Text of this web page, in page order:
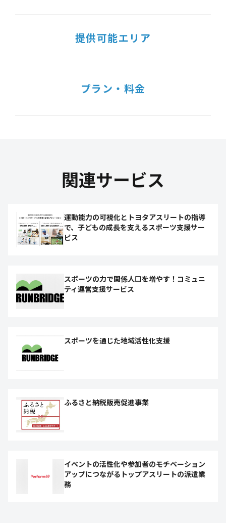
提供可能エリア
プラン・料金
関連サービス
運動能力の可視化とトヨタアスリートの指導
で、子どもの成長を支えるスポーツ支援サー
ビス
スポーツの力で関係人口を増やす！コミュニ
ティ運営支援サービス
スポーツを通じた地域活性化支援
ふるさと納税販売促進事業
イベントの活性化や参加者のモチベーション
アップにつながるトップアスリートの派遣業
務